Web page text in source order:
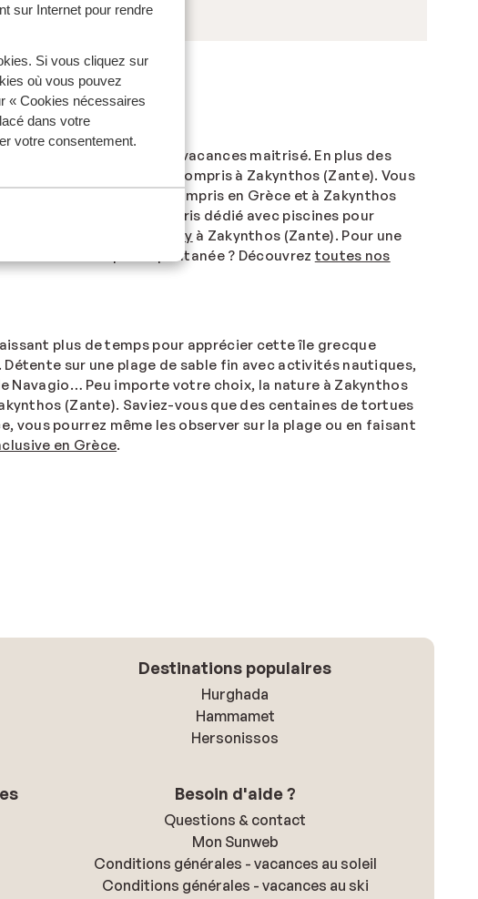
sur Internet pour rendre
Si vous cliquez sur
où vous pouvez
« Cookies nécessaires
dans votre
votre consentement.
idéale pour un budget vacances maitrisé. En plus des
dans votre hôtel tout compris à Zakynthos (Zante). Vous
Chaque formule tout compris en Grèce et à Zakynthos
hébergement tout compris dédié avec piscines pour
all-inclusive
adult-only à Zakynthos (Zante). Pour une
d’une escapade spontanée ? Découvrez toutes nos
plus de temps pour apprécier cette île grecque
sur une plage de sable fin avec activités nautiques,
Navagio… Peu importe votre choix, la nature à Zakynthos
(Zante). Saviez-vous que des centaines de tortues
vous pourrez même les observer sur la plage ou en faisant
en Grèce.
Destinations populaires
Hurghada
Hammamet
Hersonissos
Besoin d'aide ?
Questions & contact
Mon Sunweb
Conditions générales - vacances au soleil
Conditions générales - vacances au ski